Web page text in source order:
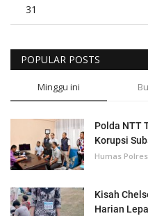
31
POPULAR POSTS
Minggu ini
Polda NTT
Korupsi
Humas
Kisah
Harian